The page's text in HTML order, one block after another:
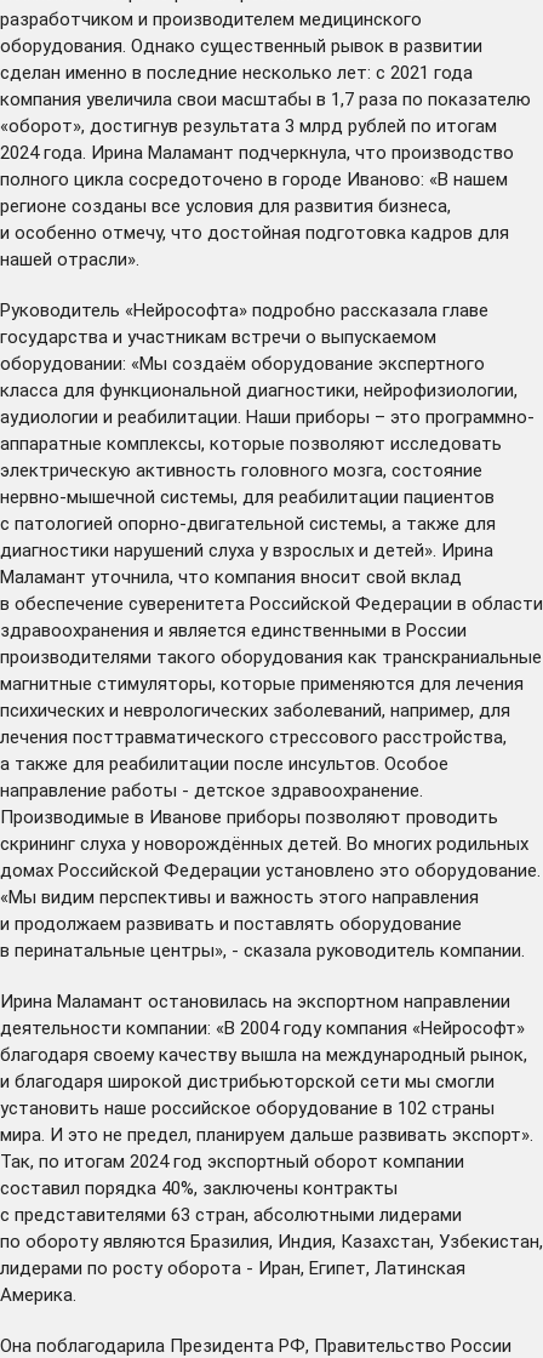
разработчиком и производителем медицинского
оборудования. Однако существенный рывок в развитии
сделан именно в последние несколько лет: с 2021 года
компания увеличила свои масштабы в 1,7 раза по показателю
«оборот», достигнув результата 3 млрд рублей по итогам
2024 года. Ирина Маламант подчеркнула, что производство
полного цикла сосредоточено в городе Иваново: «В нашем
регионе созданы все условия для развития бизнеса,
и особенно отмечу, что достойная подготовка кадров для
нашей отрасли».
Руководитель «Нейрософта» подробно рассказала главе
государства и участникам встречи о выпускаемом
оборудовании: «Мы создаём оборудование экспертного
класса для функциональной диагностики, нейрофизиологии,
аудиологии и реабилитации. Наши приборы – это программно-
аппаратные комплексы, которые позволяют исследовать
электрическую активность головного мозга, состояние
нервно-мышечной системы, для реабилитации пациентов
с патологией опорно-двигательной системы, а также для
диагностики нарушений слуха у взрослых и детей». Ирина
Маламант уточнила, что компания вносит свой вклад
в обеспечение суверенитета Российской Федерации в области
здравоохранения и является единственными в России
производителями такого оборудования как транскраниальные
магнитные стимуляторы, которые применяются для лечения
психических и неврологических заболеваний, например, для
лечения посттравматического стрессового расстройства,
а также для реабилитации после инсультов. Особое
направление работы - детское здравоохранение.
Производимые в Иванове приборы позволяют проводить
скрининг слуха у новорождённых детей. Во многих родильных
домах Российской Федерации установлено это оборудование.
«Мы видим перспективы и важность этого направления
и продолжаем развивать и поставлять оборудование
в перинатальные центры», - сказала руководитель компании.
Ирина Маламант остановилась на экспортном направлении
деятельности компании: «В 2004 году компания «Нейрософт»
благодаря своему качеству вышла на международный рынок,
и благодаря широкой дистрибьюторской сети мы смогли
установить наше российское оборудование в 102 страны
мира. И это не предел, планируем дальше развивать экспорт».
Так, по итогам 2024 год экспортный оборот компании
составил порядка 40%, заключены контракты
с представителями 63 стран, абсолютными лидерами
по обороту являются Бразилия, Индия, Казахстан, Узбекистан,
лидерами по росту оборота - Иран, Египет, Латинская
Америка.
Она поблагодарила Президента РФ, Правительство России